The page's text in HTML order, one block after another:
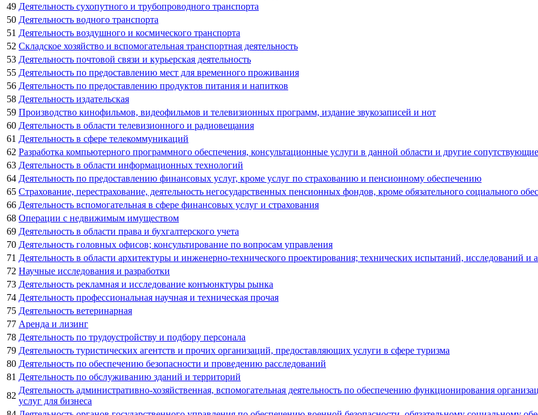
49 Деятельность сухопутного и трубопроводного транспорта
50 Деятельность водного транспорта
51 Деятельность воздушного и космического транспорта
52 Складское хозяйство и вспомогательная транспортная деятельность
53 Деятельность почтовой связи и курьерская деятельность
55 Деятельность по предоставлению мест для временного проживания
56 Деятельность по предоставлению продуктов питания и напитков
58 Деятельность издательская
59 Производство кинофильмов, видеофильмов и телевизионных программ, издание звукозаписей и нот
60 Деятельность в области телевизионного и радиовещания
61 Деятельность в сфере телекоммуникаций
62 Разработка компьютерного программного обеспечения, консультационные услуги в данной области и другие
63 Деятельность в области информационных технологий
64 Деятельность по предоставлению финансовых услуг, кроме услуг по страхованию и пенсионному обеспечению
65 Страхование, перестрахование, деятельность негосударственных пенсионных фондов, кроме обязательного социального
66 Деятельность вспомогательная в сфере финансовых услуг и страхования
68 Операции с недвижимым имуществом
69 Деятельность в области права и бухгалтерского учета
70 Деятельность головных офисов; консультирование по вопросам управления
71 Деятельность в области архитектуры и инженерно-технического проектирования; технических испытаний, исследований и
72 Научные исследования и разработки
73 Деятельность рекламная и исследование конъюнктуры рынка
74 Деятельность профессиональная научная и техническая прочая
75 Деятельность ветеринарная
77 Аренда и лизинг
78 Деятельность по трудоустройству и подбору персонала
79 Деятельность туристических агентств и прочих организаций, предоставляющих услуги в сфере туризма
80 Деятельность по обеспечению безопасности и проведению расследований
81 Деятельность по обслуживанию зданий и территорий
82
Деятельность административно-хозяйственная, вспомогательная деятельность по обеспечению функционирования
услуг для бизнеса